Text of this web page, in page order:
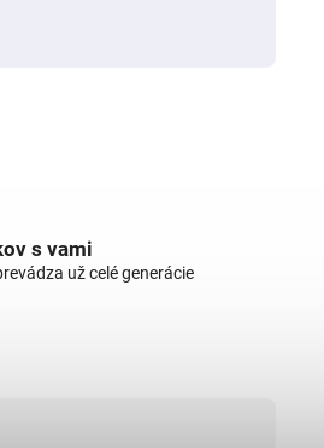
s vami
už celé generácie